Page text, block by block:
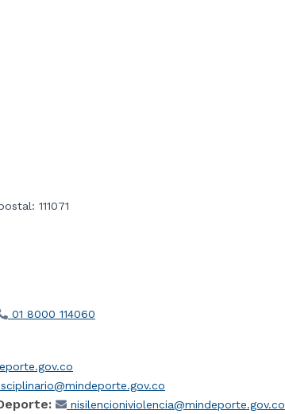
111071
01 8000 114060
nisilencioniviolencia@mindeporte.gov.co